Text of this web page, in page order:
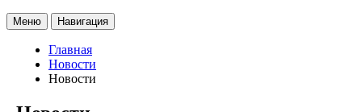
Меню Навигация
Главная
Новости
Новости